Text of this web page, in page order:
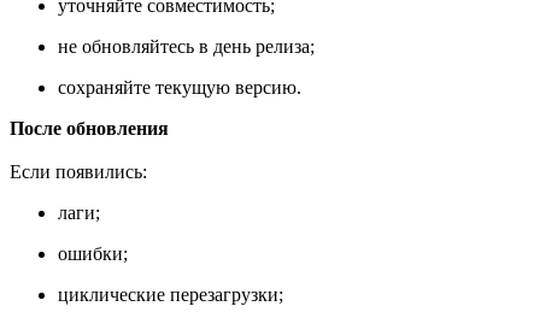
уточняйте совместимость;
не обновляйтесь в день релиза;
сохраняйте текущую версию.
После обновления
Если появились:
лаги;
ошибки;
циклические перезагрузки;